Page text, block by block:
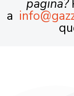
pagina?
a